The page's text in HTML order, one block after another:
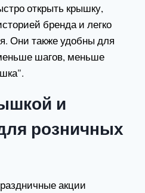
открыть крышку,
бренда и легко
Они также удобны для
шагов, меньше
и
розничных
акции